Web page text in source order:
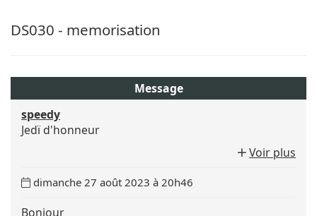
DS030 - memorisation
Message
speedy
Jedï d'honneur
Voir plus
Date
message
dimanche 27 août 2023 à 20h46
Bonjour